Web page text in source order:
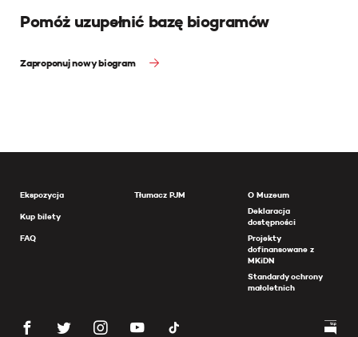
Pomóż uzupełnić bazę biogramów
Zaproponuj nowy biogram
Ekspozycja
Kup bilety
FAQ
Tłumacz PJM
O Muzeum
Deklaracja
dostępności
Projekty
dofinansowane z
MKiDN
Standardy ochrony
małoletnich